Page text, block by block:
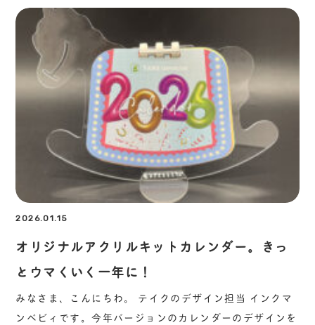
2026.01.15
オリジナルアクリルキットカレンダー。きっ
とウマくいく一年に！
みなさま、こんにちわ。 テイクのデザイン担当 インクマ
ンベビィです。今年バージョンのカレンダーのデザインを